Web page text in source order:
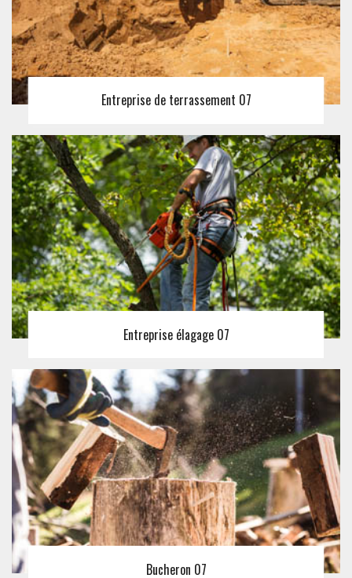
Entreprise de terrassement 07
Entreprise élagage 07
Bucheron 07